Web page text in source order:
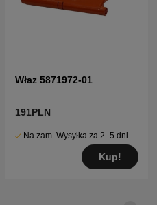
Właz 5871972-01
191PLN
Na zam. Wysyłka za 2–5 dni
Kup!